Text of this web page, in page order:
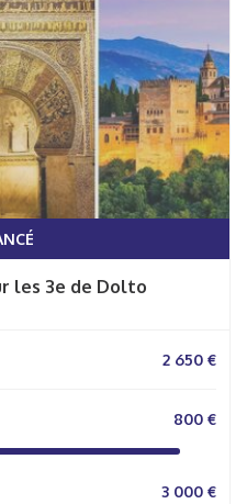
les 3e de Dolto
2 650 €
800 €
3 000 €